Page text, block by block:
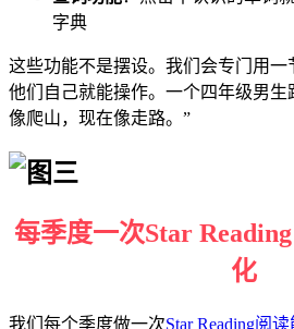
字典
这些功能不是摆设。我们会专门用
他们自己就能操作。一个四年级男生
像爬山，现在像走路。”
每季度一次Star
化
我们每个季度做一次Star Reading阅